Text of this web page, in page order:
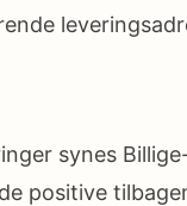
synes
positive